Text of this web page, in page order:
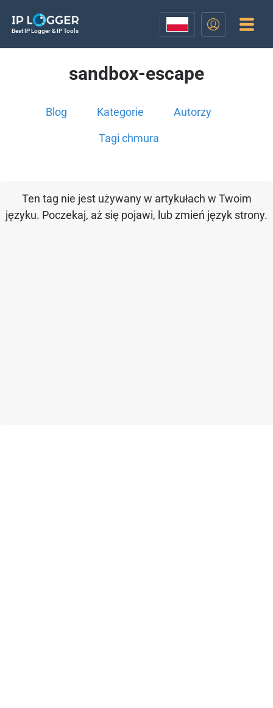
Best IP Logger & IP Tools
sandbox-escape
Blog Kategorie Autorzy
Tagi chmura